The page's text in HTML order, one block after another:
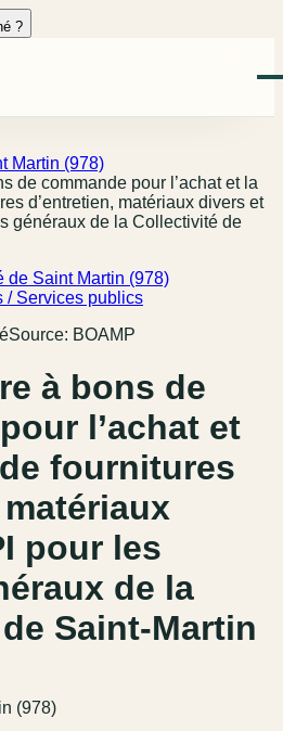
?
Martin (978)
de commande pour l’achat et la
d’entretien, matériaux divers et
généraux de la Collectivité de
de Saint Martin (978)
/ Services publics
Source: BOAMP
à bons de
l’achat et
fournitures
pour les
de la
Saint-Martin
(978)